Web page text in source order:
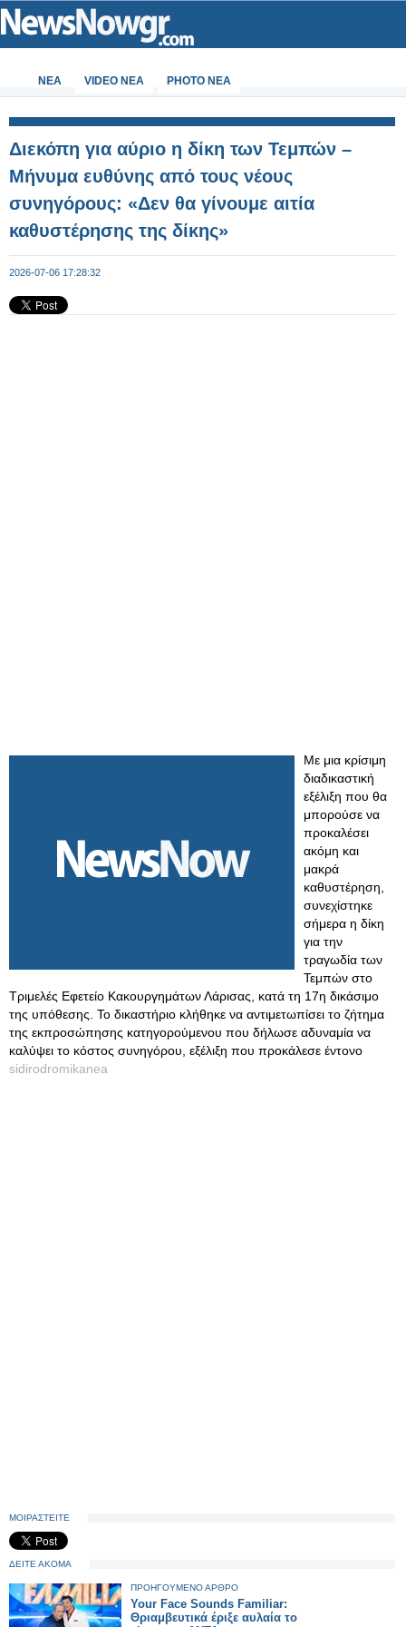
ΝΕΑ VIDEO NEA PHOTO NEA
Διεκόπη για αύριο η δίκη των Τεμπών –
Μήνυμα ευθύνης από τους νέους
συνηγόρους: «Δεν θα γίνουμε αιτία
καθυστέρησης της δίκης»
2026-07-06 17:28:32
Με μια κρίσιμη
διαδικαστική
εξέλιξη που θα
μπορούσε να
προκαλέσει
ακόμη και
μακρά
καθυστέρηση,
συνεχίστηκε
σήμερα η δίκη
για την
τραγωδία των
Τεμπών στο
Τριμελές Εφετείο Κακουργημάτων Λάρισας, κατά τη 17η δικάσιμο
της υπόθεσης. Το δικαστήριο κλήθηκε να αντιμετωπίσει το ζήτημα
της εκπροσώπησης κατηγορούμενου που δήλωσε αδυναμία να
καλύψει το κόστος συνηγόρου, εξέλιξη που προκάλεσε έντονο
sidirodromikanea
ΜΟΙΡΑΣΤΕΙΤΕ
ΔΕΙΤΕ ΑΚΟΜΑ
ΠΡΟΗΓΟΥΜΕΝΟ ΑΡΘΡΟ
Your Face Sounds Familiar:
Θριαμβευτικά έριξε αυλαία το